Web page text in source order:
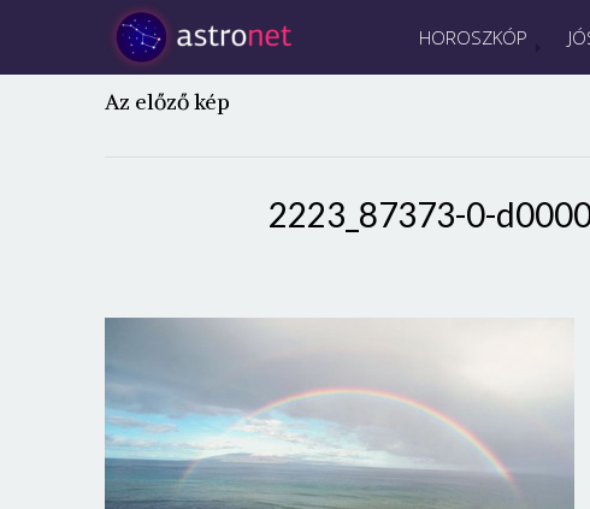
HOROSZKÓP
Az előző kép
2223_87373-0-